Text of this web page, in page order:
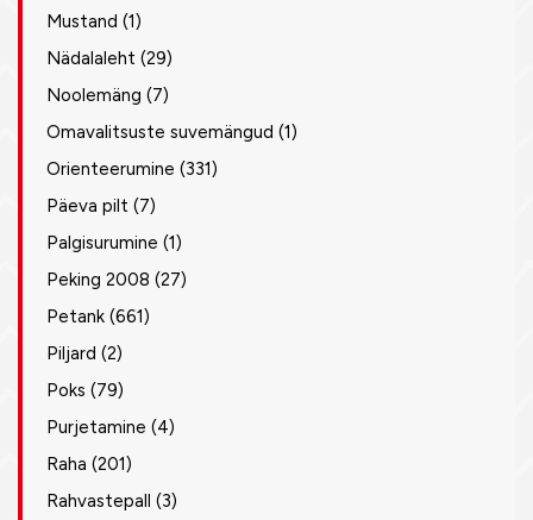
Mustand (1)
Nädalaleht (29)
Noolemäng (7)
Omavalitsuste suvemängud (1)
Orienteerumine (331)
Päeva pilt (7)
Palgisurumine (1)
Peking 2008 (27)
Petank (661)
Piljard (2)
Poks (79)
Purjetamine (4)
Raha (201)
Rahvastepall (3)